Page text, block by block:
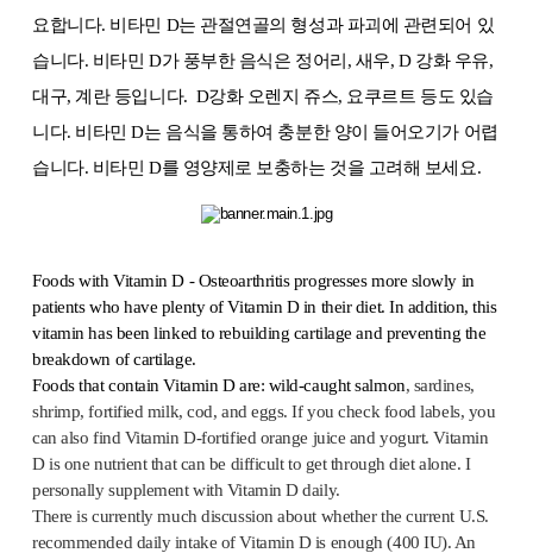
요합니다. 비타민 D는 관절연골의 형성과 파괴에 관련되어 있
습니다. 비타민 D가 풍부한 음식은 정어리, 새우, D 강화 우유,
대구, 계란 등입니다. D강화 오렌지 쥬스, 요쿠르트 등도 있습
니다. 비타민 D는 음식을 통하여 충분한 양이 들어오기가 어렵
습니다. 비타민 D를 영양제로 보충하는 것을 고려해 보세요.
Foods with Vitamin D - Osteoarthritis progresses more slowly in
patients who have plenty of Vitamin D in their diet. In addition, this
vitamin has been linked to rebuilding cartilage and preventing the
breakdown of cartilage.
Foods that contain Vitamin D are: wild-caught salmon, sardines,
shrimp, fortified milk, cod, and eggs. If you check food labels, you
can also find Vitamin D-fortified orange juice and yogurt. Vitamin
D is one nutrient that can be difficult to get through diet alone. I
personally supplement with Vitamin D daily.
There is currently much discussion about whether the current U.S.
recommended daily intake of Vitamin D is enough (400 IU). An